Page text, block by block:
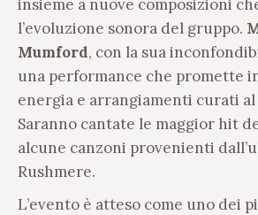
insieme a nuove composizioni
l’evoluzione sonora del gruppo.
Mumford, con la sua
una performance che promette
energia e arrangiamenti curati
Saranno cantate le maggior hit
alcune canzoni provenienti
Rushmere.
L’evento è atteso come uno dei